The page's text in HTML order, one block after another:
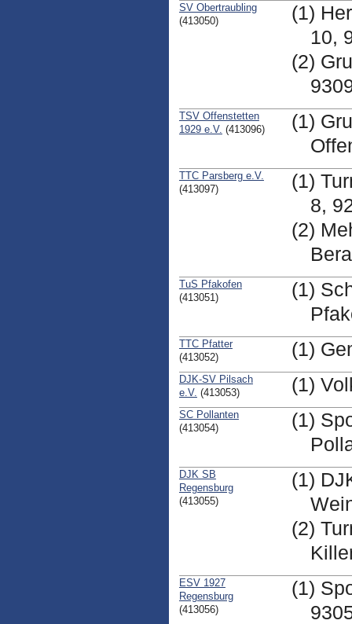
SV Obertraubling
(413050)
(1)
10,
(2)
TSV Offenstetten
1929 e.V. (413096)
(1)
TTC Parsberg e.V.
(413097)
(1)
8,
(2)
TuS Pfakofen
(413051)
(1)
TTC Pfatter
(413052)
(1)
DJK-SV Pilsach
e.V. (413053) (1)
SC Pollanten
(413054)
(1)
DJK SB
Regensburg
(413055)
(1)
(2)
ESV 1927
Regensburg
(413056)
(1)